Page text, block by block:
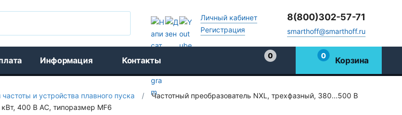
Личный кабинет
Регистрация
8(800)302-57-71
smarthoff@smarthoff.ru
Информация Контакты
0
0 Корзина
и устройства плавного пуска /
Частотный преобразователь NXL, трехфазный, 380...500 В
400 В AC, типоразмер MF6